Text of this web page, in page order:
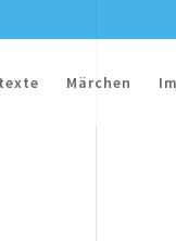
Märchen